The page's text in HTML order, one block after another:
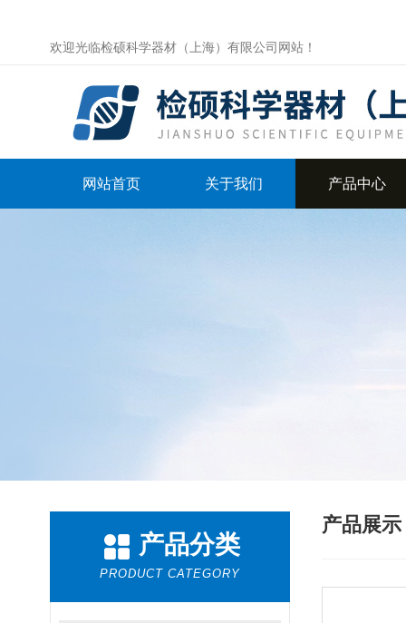
欢迎光临检硕科学器材（上海）有限公司网站！
网站首页 关于我们 产品中心
产品分类
PRODUCT CATEGORY
产品展示